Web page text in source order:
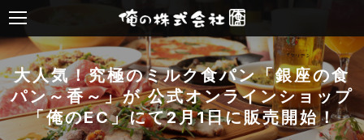
大人気！究極のミルク食パン「銀座の食
パン～香～」が 公式オンラインショップ
「俺のEC」にて2月1日に販売開始！